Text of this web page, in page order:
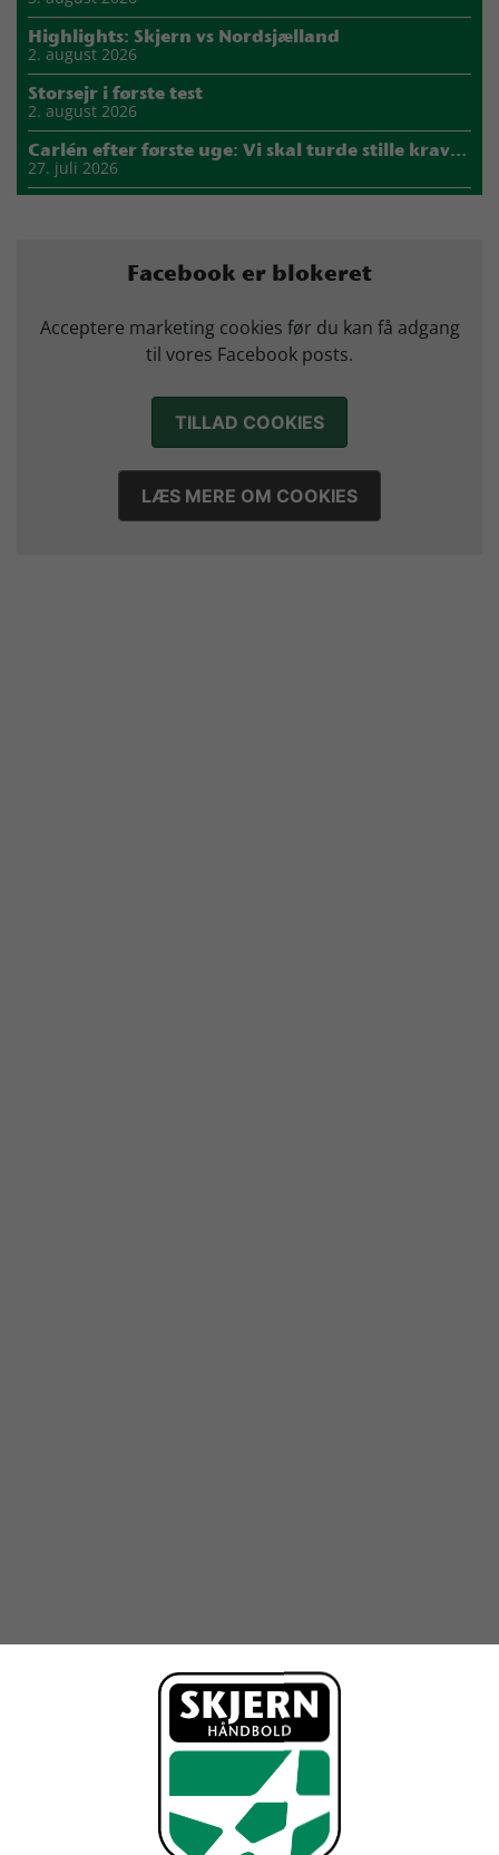
Highlights: Skjern vs Nordsjælland
2. august 2026
Storsejr i første test
2. august 2026
Carlén efter første uge: Vi skal turde stille krav til hinanden
27. juli 2026
Marius Nørsøller udlejes til HØJ Elite
14. juli 2026
Facebook er blokeret
Acceptere marketing cookies før du kan få adgang
til vores Facebook posts.
TILLAD COOKIES
LÆS MERE OM COOKIES